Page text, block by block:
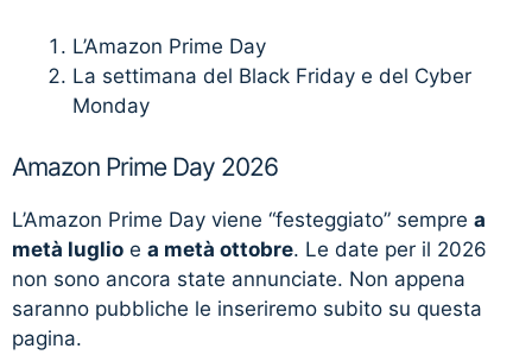
L’Amazon Prime Day
La settimana del Black Friday e del Cyber
Monday
Amazon Prime Day 2026
L’Amazon Prime Day viene “festeggiato” sempre a
metà luglio e a metà ottobre. Le date per il 2026
non sono ancora state annunciate. Non appena
saranno pubbliche le inseriremo subito su questa
pagina.